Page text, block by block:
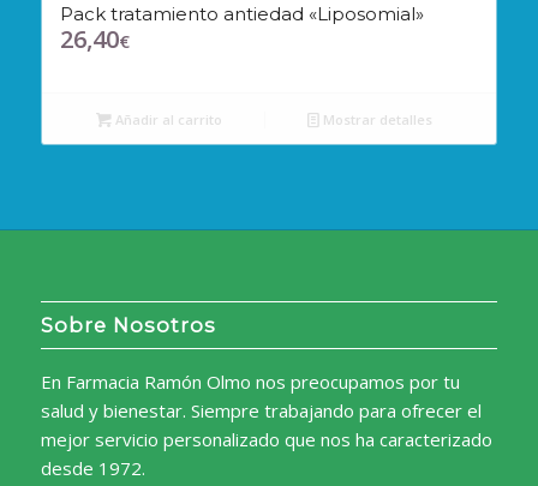
Pack tratamiento antiedad «Liposomial»
26,40€
Añadir al carrito Mostrar detalles
Sobre Nosotros
En Farmacia Ramón Olmo nos preocupamos por tu
salud y bienestar. Siempre trabajando para ofrecer el
mejor servicio personalizado que nos ha caracterizado
desde 1972.